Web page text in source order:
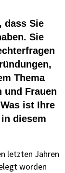
dass Sie
Sie
Thema
und Frauen
ist Ihre
diesem
letzten Jahren
worden